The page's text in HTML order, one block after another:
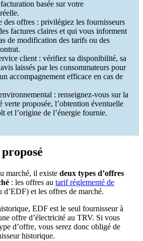
basée sur votre
des offres : privilégiez les fournisseurs
factures claires et qui vous informent
de modification des tarifs ou des
client : vérifiez sa disponibilité, sa
laissés par les consommateurs pour
accompagnement efficace en cas de
: renseignez-vous sur la
verte proposée, l’obtention éventuelle
et l’origine de l’énergie fournie.
marché, il existe deux types d’offres
: les offres au tarif réglementé de
et les offres de marché.
EDF est le seul fournisseur à
offre d’électricité au TRV. Si vous
d’offre, vous serez donc obligé de
historique.